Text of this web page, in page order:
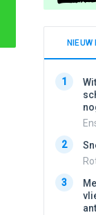
NIEUW
1
2
3